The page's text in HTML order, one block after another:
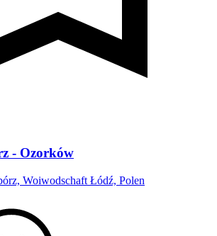
- Ozorków
Woiwodschaft Łódź, Polen